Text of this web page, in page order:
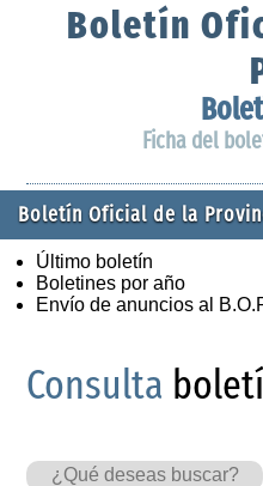
Boletín
Ficha del
Boletín Oficial de la
Último boletín
Boletines por año
Envío de anuncios al
Consulta